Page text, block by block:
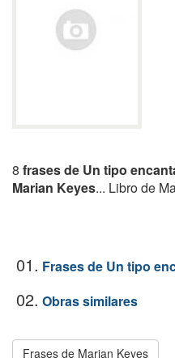
8 frases de Un tipo
Marian Keyes... Libro de
01. Frases de Un tipo
02. Obras similares
Frases de Marian Keyes